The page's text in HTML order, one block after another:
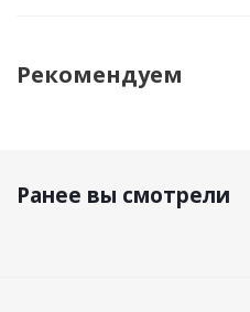
Рекомендуем
Ранее вы смотрели